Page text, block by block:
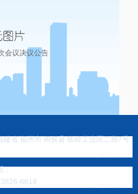
会议决议公告
建省 福州市 闽侯县 铁岭工业区二期7号
6618